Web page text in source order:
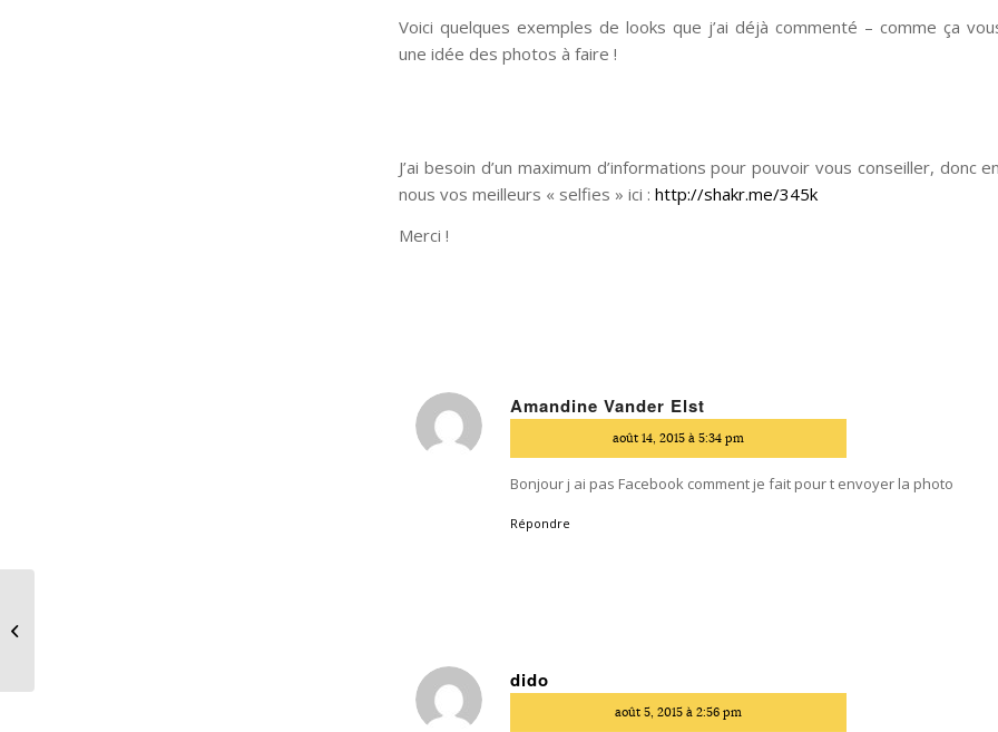
Voici quelques exemples de looks que j’ai déjà commenté – comme ça
une idée des photos à faire !
J’ai besoin d’un maximum d’informations pour pouvoir vous conseiller, donc
nous vos meilleurs « selfies » ici :http://shakr.me/345k
Merci !
Amandine Vander Elst
:
août 14, 2015 à 5:34 pm
Bonjour j ai pas Facebook comment je fait pour t envoyer la photo
Répondre
dido
:
août 5, 2015 à 2:56 pm